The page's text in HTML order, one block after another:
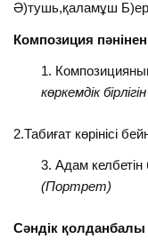
Ә)тушь,қаламұш
Композиция
көркемдік
2.Табиғат көрінісі
Адам
(Портрет)
Сәндік қолданбалы